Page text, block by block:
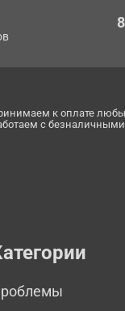
к оплате
с